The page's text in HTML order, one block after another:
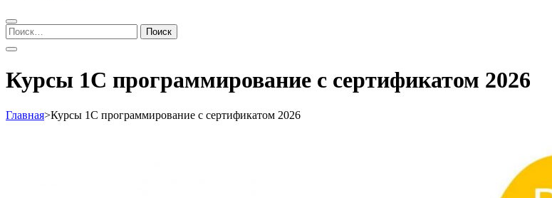
Найти:
Курсы 1С программирование с сертификатом 2026
Главная>Курсы 1С программирование с сертификатом 2026